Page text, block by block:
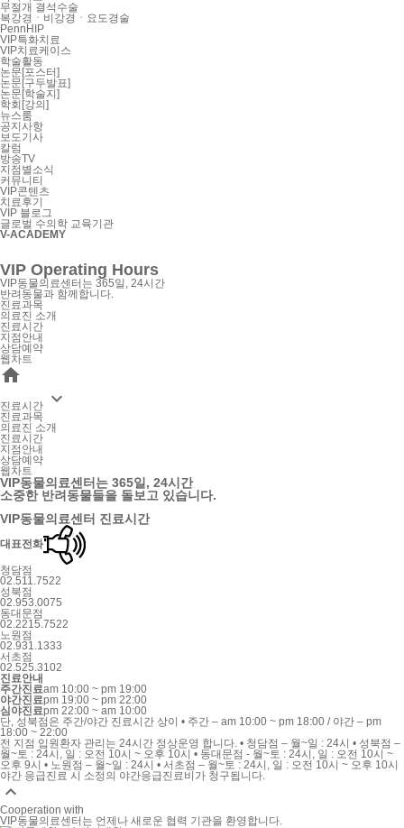
무절개 결석수술
복강경ㆍ비강경ㆍ요도경술
PennHIP
VIP특화치료
VIP치료케이스
학술활동
논문[포스터]
논문[구두발표]
논문[학술지]
학회[강의]
뉴스룸
공지사항
보도기사
칼럼
방송TV
지점별소식
커뮤니티
VIP콘텐츠
치료후기
VIP 블로그
글로벌 수의학 교육기관
V-ACADEMY
VIP Operating Hours
VIP동물의료센터는 365일, 24시간
반려동물과 함께합니다.
진료과목
의료진 소개
진료시간
지점안내
상담예약
웹차트

진료시간 
진료과목
의료진 소개
진료시간
지점안내
상담예약
웹차트
VIP동물의료센터는 365일, 24시간
소중한 반려동물들을 돌보고 있습니다.
VIP동물의료센터 진료시간
대표전화
청담점
02.511.7522
성북점
02.953.0075
동대문점
02.2215.7522
노원점
02.931.1333
서초점
02.525.3102
진료안내
주간진료am 10:00 ~ pm 19:00
야간진료pm 19:00 ~ pm 22:00
심야진료pm 22:00 ~ am 10:00
단, 성북점은 주간/야간 진료시간 상이 • 주간 – am 10:00 ~ pm 18:00 / 야간 – pm
18:00 ~ 22:00
전 지점 입원환자 관리는 24시간 정상운영 합니다. • 청담점 – 월~일 : 24시 • 성북점 –
월~토 : 24시, 일 : 오전 10시 ~ 오후 10시 • 동대문점 - 월~토 : 24시, 일 : 오전 10시 ~
오후 9시 • 노원점 – 월~일 : 24시 • 서초점 – 월~토 : 24시, 일 : 오전 10시 ~ 오후 10시
야간 응급진료 시 소정의 야간응급진료비가 청구됩니다.

Cooperation with
VIP동물의료센터는 언제나 새로운 협력 기관을 환영합니다.